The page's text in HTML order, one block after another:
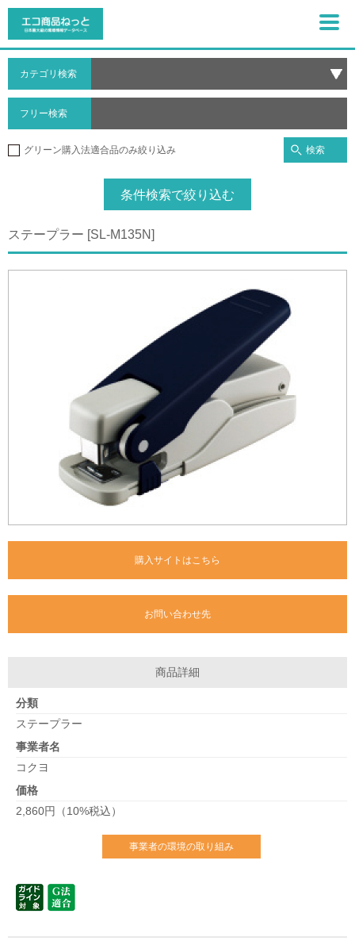
カテゴリ検索
フリー検索
グリーン購入法適合品のみ絞り込み 検索
条件検索で絞り込む
ステープラー [SL-M135N]
購入サイトはこちら
お問い合わせ先
商品詳細
分類
ステープラー
事業者名
コクヨ
価格
2,860円（10%税込）
事業者の環境の取り組み